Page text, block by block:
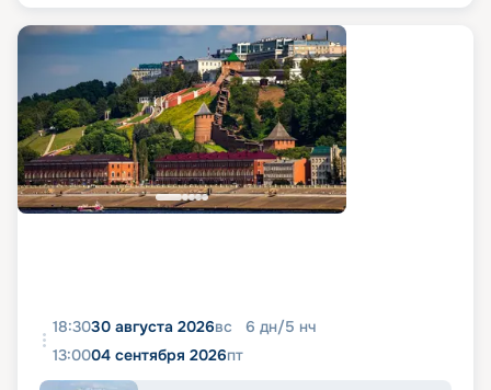
18:3030 августа 2026вс 6 дн/5 нч
13:0004 сентября 2026пт